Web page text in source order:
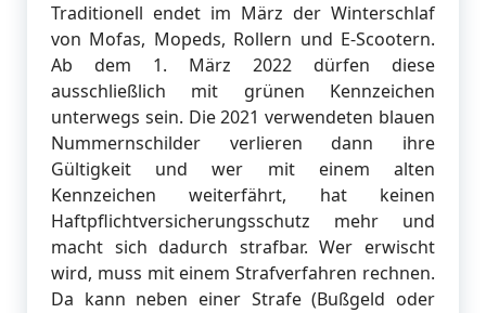
Traditionell endet im März der Winterschlaf
von Mofas, Mopeds, Rollern und E-Scootern.
Ab dem 1. März 2022 dürfen diese
ausschließlich mit grünen Kennzeichen
unterwegs sein. Die 2021 verwendeten blauen
Nummernschilder verlieren dann ihre
Gültigkeit und wer mit einem alten
Kennzeichen weiterfährt, hat keinen
Haftpflichtversicherungsschutz mehr und
macht sich dadurch strafbar. Wer erwischt
wird, muss mit einem Strafverfahren rechnen.
Da kann neben einer Strafe (Bußgeld oder